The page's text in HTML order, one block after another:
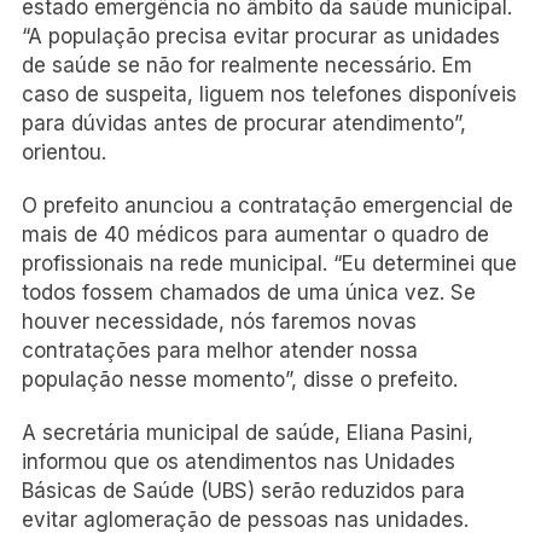
estado emergência no âmbito da saúde municipal.
“A população precisa evitar procurar as unidades
de saúde se não for realmente necessário. Em
caso de suspeita, liguem nos telefones disponíveis
para dúvidas antes de procurar atendimento”,
orientou.
O prefeito anunciou a contratação emergencial de
mais de 40 médicos para aumentar o quadro de
profissionais na rede municipal. “Eu determinei que
todos fossem chamados de uma única vez. Se
houver necessidade, nós faremos novas
contratações para melhor atender nossa
população nesse momento”, disse o prefeito.
A secretária municipal de saúde, Eliana Pasini,
informou que os atendimentos nas Unidades
Básicas de Saúde (UBS) serão reduzidos para
evitar aglomeração de pessoas nas unidades.